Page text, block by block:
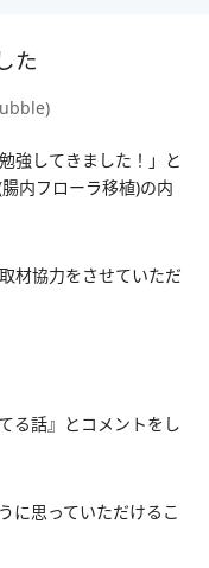
た
強してきました！」と
内フローラ移植)の内
材協力をさせていただ
る話』とコメントをし
に思っていただけるこ